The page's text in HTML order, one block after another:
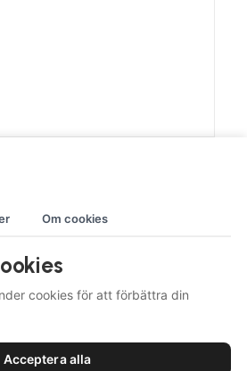
Om cookies
cookies för att förbättra din
Acceptera alla
Jillie. All rights reserved